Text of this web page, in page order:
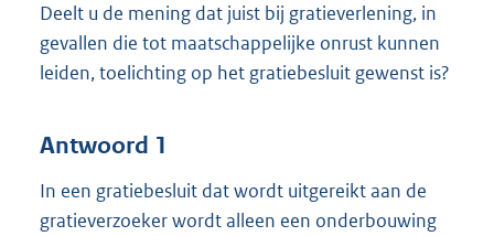
Deelt u de mening dat juist bij gratieverlening, in
gevallen die tot maatschappelijke onrust kunnen
leiden, toelichting op het gratiebesluit gewenst is?
Antwoord 1
In een gratiebesluit dat wordt uitgereikt aan de
gratieverzoeker wordt alleen een onderbouwing